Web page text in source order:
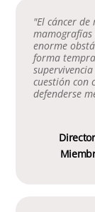
"El cáncer
mamografías
enorme
forma
cuestión con
defenderse